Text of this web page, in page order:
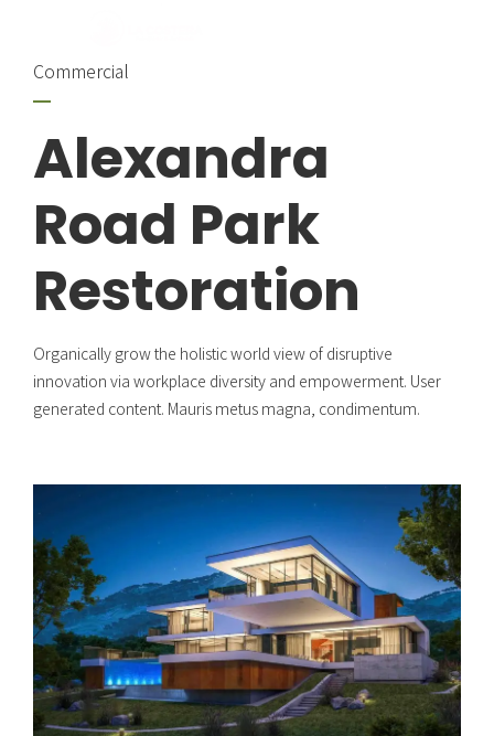
Commercial
Alexandra
Road Park
Restoration
Organically grow the holistic world view of disruptive
innovation via workplace diversity and empowerment. User
generated content. Mauris metus magna, condimentum.